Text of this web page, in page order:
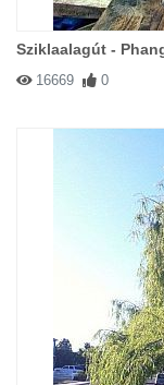
Sziklaalagút -
16669 0